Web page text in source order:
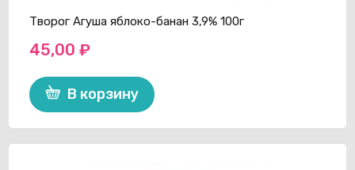
Творог Агуша яблоко-банан 3,9% 100г
45,00₽
В корзину